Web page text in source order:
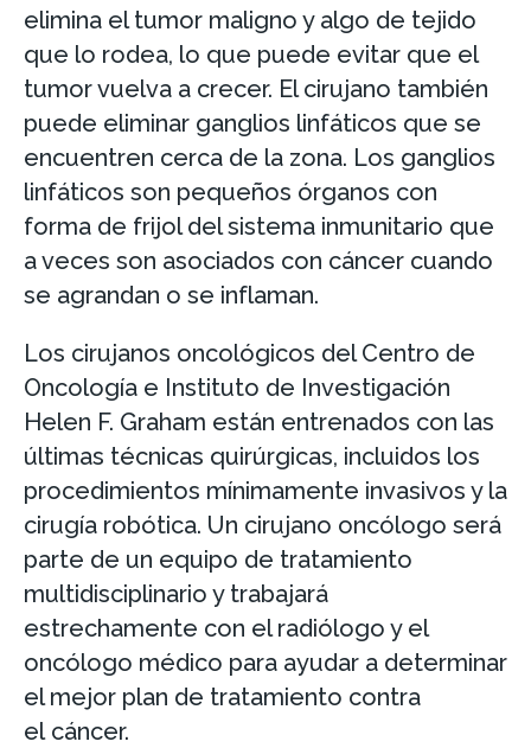
elimina el tumor maligno y algo de tejido
que lo rodea, lo que puede evitar que el
tumor vuelva a crecer. El cirujano también
puede eliminar ganglios linfáticos que se
encuentren cerca de la zona. Los ganglios
linfáticos son pequeños órganos con
forma de frijol del sistema inmunitario que
a veces son asociados con cáncer cuando
se agrandan o se inflaman.
Los cirujanos oncológicos del Centro de
Oncología e Instituto de Investigación
Helen F. Graham están entrenados con las
últimas técnicas quirúrgicas, incluidos los
procedimientos mínimamente invasivos y la
cirugía robótica. Un cirujano oncólogo será
parte de un equipo de tratamiento
multidisciplinario y trabajará
estrechamente con el radiólogo y el
oncólogo médico para ayudar a determinar
el mejor plan de tratamiento contra
el cáncer.